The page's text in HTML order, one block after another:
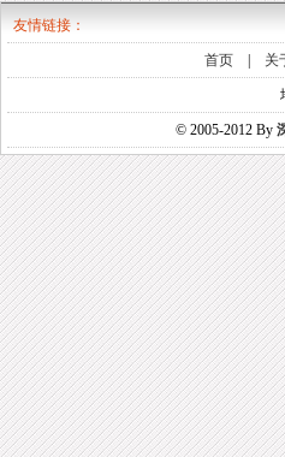
友情链接：
首页 关
© 2005-2012 By